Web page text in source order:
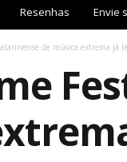
Resenhas Envie
de música extrema já